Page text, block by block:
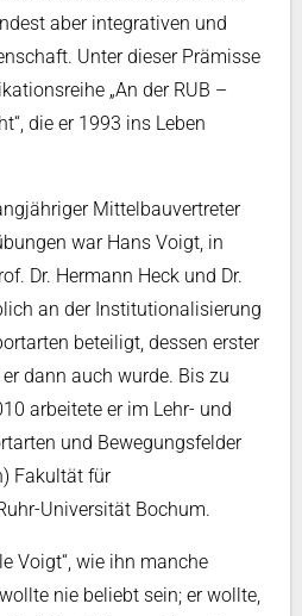
aber integrativen und
Unter dieser Prämisse
„An der RUB –
die er 1993 ins Leben
Mittelbauvertreter
war Hans Voigt, in
Dr. Hermann Heck und Dr.
an der Institutionalisierung
beteiligt, dessen erster
dann auch wurde. Bis zu
arbeitete er im Lehr- und
und Bewegungsfelder
Fakultät für
Universität Bochum.
Voigt“, wie ihn manche
nie beliebt sein; er wollte,